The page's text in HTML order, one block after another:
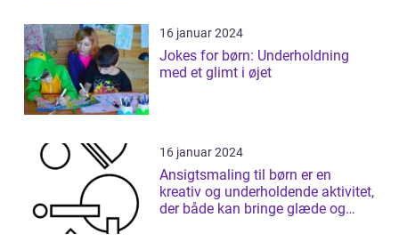
16 januar 2024
Jokes for børn: Underholdning
med et glimt i øjet
16 januar 2024
Ansigtsmaling til børn er en
kreativ og underholdende aktivitet,
der både kan bringe glæde og